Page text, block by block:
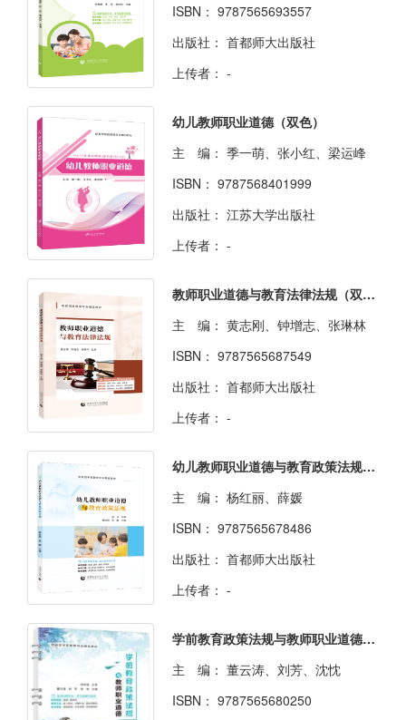
ISBN： 9787565693557
出版社： 首都师大出版社
上传者： -
幼儿教师职业道德（双色）
主 编： 季一萌、张小红、梁运峰
ISBN： 9787568401999
出版社： 江苏大学出版社
上传者： -
教师职业道德与教育法律法规（双色）（含微课）
主 编： 黄志刚、钟增志、张琳林
ISBN： 9787565687549
出版社： 首都师大出版社
上传者： -
幼儿教师职业道德与教育政策法规（双色）（含微课）
主 编： 杨红丽、薛媛
ISBN： 9787565678486
出版社： 首都师大出版社
上传者： -
学前教育政策法规与教师职业道德（双色）（含微课）（活页式）
主 编： 董云涛、刘芳、沈忱
ISBN： 9787565680250